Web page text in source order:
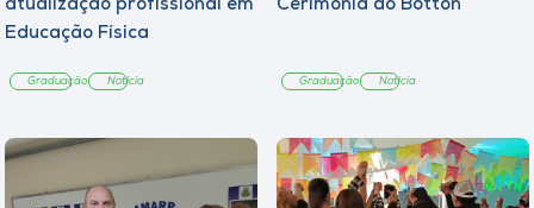
Selecione
atualização profissional em
Educação Física
Graduação Notícia
Cerimônia do Botton
Graduação Notícia